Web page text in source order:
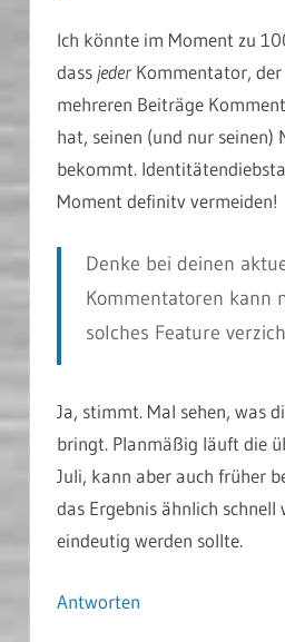
Ich könnte im Moment zu
dass jederKommentator, der
mehreren Beiträge
hat, seinen (und nur seinen)
bekommt.
Moment definitv vermeiden!
Denke bei deinen
Kommentatoren kann
solches Feature
Ja, stimmt. Mal sehen, was
bringt. Planmäßig läuft die
Juli, kann aber auch früher
das Ergebnis ähnlich
eindeutig werden sollte.
Antworten